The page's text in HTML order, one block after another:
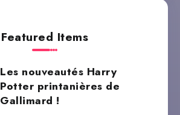
Featured Items
Les nouveautés Harry
Potter printanières de
Gallimard !